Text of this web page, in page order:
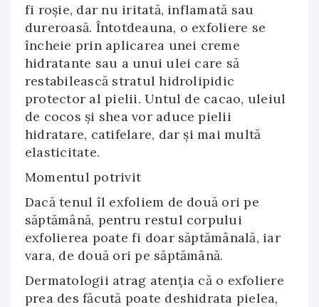
fi roşie, dar nu iritată, inflamată sau
dureroasă. Întotdeauna, o exfoliere se
încheie prin aplicarea unei creme
hidratante sau a unui ulei care să
restabilească stratul hidrolipidic
protector al pielii. Untul de cacao, uleiul
de cocos şi shea vor aduce pielii
hidratare, catifelare, dar şi mai multă
elasticitate.
Momentul potrivit
Dacă tenul îl exfoliem de două ori pe
săptămână, pentru restul corpului
exfolierea poate fi doar săptămânală, iar
vara, de două ori pe săptămână.
Dermatologii atrag atenția că o exfoliere
prea des făcută poate deshidrata pielea,